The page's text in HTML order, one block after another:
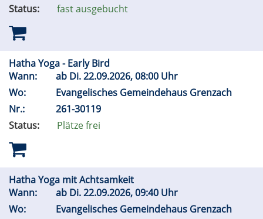
Status:
fast ausgebucht
Hatha Yoga - Early Bird
Wann:
ab Di.22.09.2026, 08:00 Uhr
Wo:
Evangelisches Gemeindehaus Grenzach
Nr.:
261-30119
Status:
Plätze frei
Hatha Yoga mit Achtsamkeit
Wann:
ab Di.22.09.2026, 09:40 Uhr
Wo:
Evangelisches Gemeindehaus Grenzach